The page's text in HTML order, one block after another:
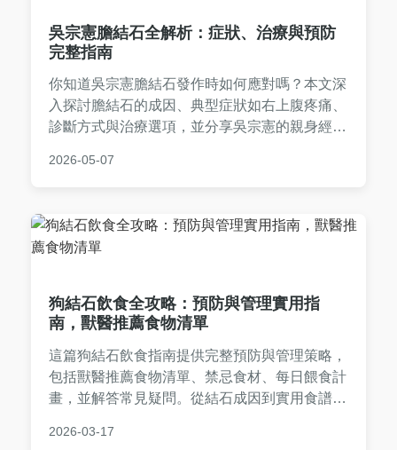
吳宗憲膽結石全解析：症狀、治療與預防
完整指南
你知道吳宗憲膽結石發作時如何應對嗎？本文深
入探討膽結石的成因、典型症狀如右上腹疼痛、
診斷方式與治療選項，並分享吳宗憲的親身經歷
解膽結石，做出健康決策。內容涵蓋飲食調整、
2026-05-07
狗結石飲食全攻略：預防與管理實用指
南，獸醫推薦食物清單
這篇狗結石飲食指南提供完整預防與管理策略，
包括獸醫推薦食物清單、禁忌食材、每日餵食計
畫，並解答常見疑問。從結石成因到實用食譜，
險。
2026-03-17